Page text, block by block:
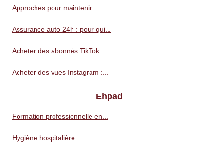
Approches pour maintenir...
Assurance auto 24h : pour qui...
Acheter des abonnés TikTok...
Acheter des vues Instagram :...
Ehpad
Formation professionnelle en...
Hygiène hospitalière :...